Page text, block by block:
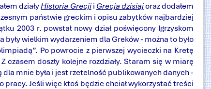
działyHistoria Grecjii Grecja dzisiajoraz dodałem
państwie greckim i opisu zabytków najbardziej
2003 r. powstał nowy dział poświęcony Igrzyskom
były wielkim wydarzeniem dla Greków - można to było
Po powrocie z pierwszej wycieczki na Kretę
czasem doszły kolejne rozdziały. Staram się w miarę
mnie była i jest rzetelność publikowanych danych -
Jeśli więc ktoś będzie chciał wykorzystać treści